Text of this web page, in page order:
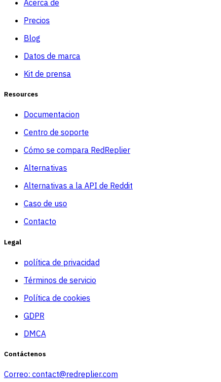
Acerca de
Precios
Blog
Datos de marca
Kit de prensa
Resources
Documentacion
Centro de soporte
Cómo se compara RedReplier
Alternativas
Alternativas a la API de Reddit
Caso de uso
Contacto
Legal
política de privacidad
Términos de servicio
Política de cookies
GDPR
DMCA
Contáctenos
Correo: contact@redreplier.com